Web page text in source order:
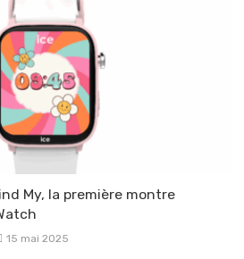
My, la première montre
15 mai 2025